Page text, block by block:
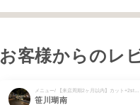
お客様からのレ
笹川瑚南